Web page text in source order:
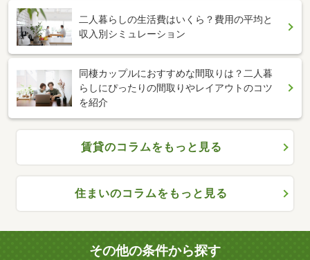
二人暮らしの生活費はいくら？費用の平均と
収入別シミュレーション
同棲カップルにおすすめな間取りは？二人暮
らしにぴったりの間取りやレイアウトのコツ
を紹介
賃貸のコラムをもっと見る
住まいのコラムをもっと見る
その他の条件から探す